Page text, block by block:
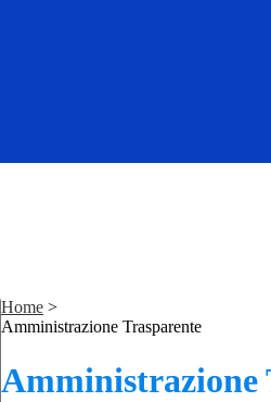
Home >
Amministrazione Trasparente
Amministrazione